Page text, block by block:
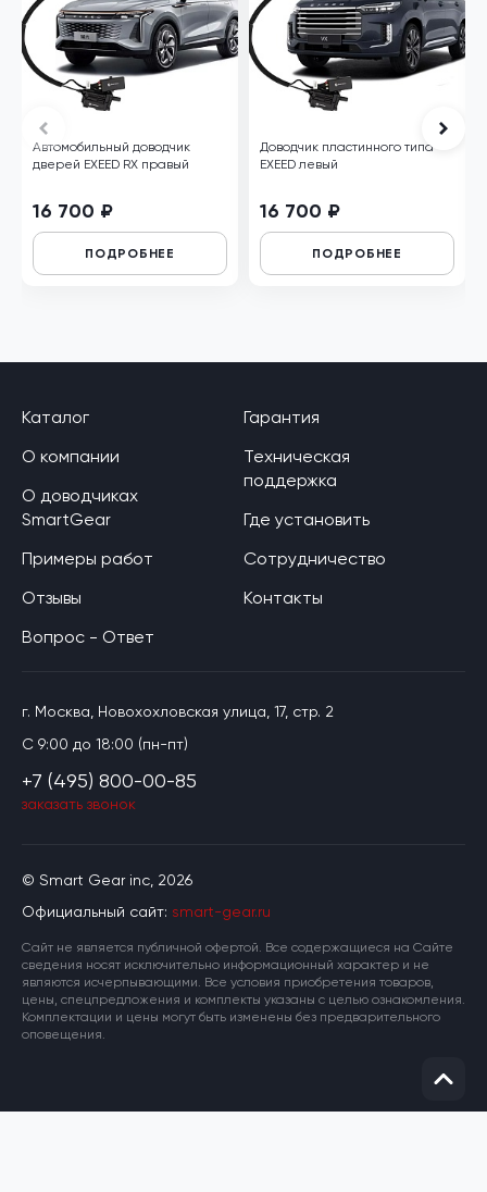
Автомобильный доводчик
дверей EXEED RX правый
16 700 ₽
ПОДРОБНЕЕ
Доводчик пластинного типа
EXEED левый
16 700 ₽
ПОДРОБНЕЕ
© Smart Gear inc, 2026
Официальный сайт: smart-gear.ru
Cайт не является публичной офертой. Все содержащиеся на Сайте
сведения носят исключительно информационный характер и не
являются исчерпывающими. Все условия приобретения товаров,
цены, спецпредложения и комплекты указаны с целью ознакомления.
Комплектации и цены могут быть изменены без предварительного
оповещения.
Каталог
О компании
О доводчиках
SmartGear
Примеры работ
Отзывы
Вопрос - Ответ
Гарантия
Техническая
поддержка
Где установить
Сотрудничество
Контакты
г. Москва, Новохохловская улица, 17, стр. 2
C 9:00 до 18:00 (пн-пт)
+7 (495) 800-00-85
заказать звонок